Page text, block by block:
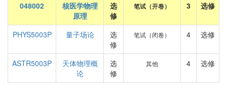
048002
核医学物理
原理
选
修
笔试（开卷） 3 选修
PHYS5003P 量子场论
选
修
笔试（闭卷） 4 选修
ASTR5003P
天体物理概
论
选
修
其他 4 选修